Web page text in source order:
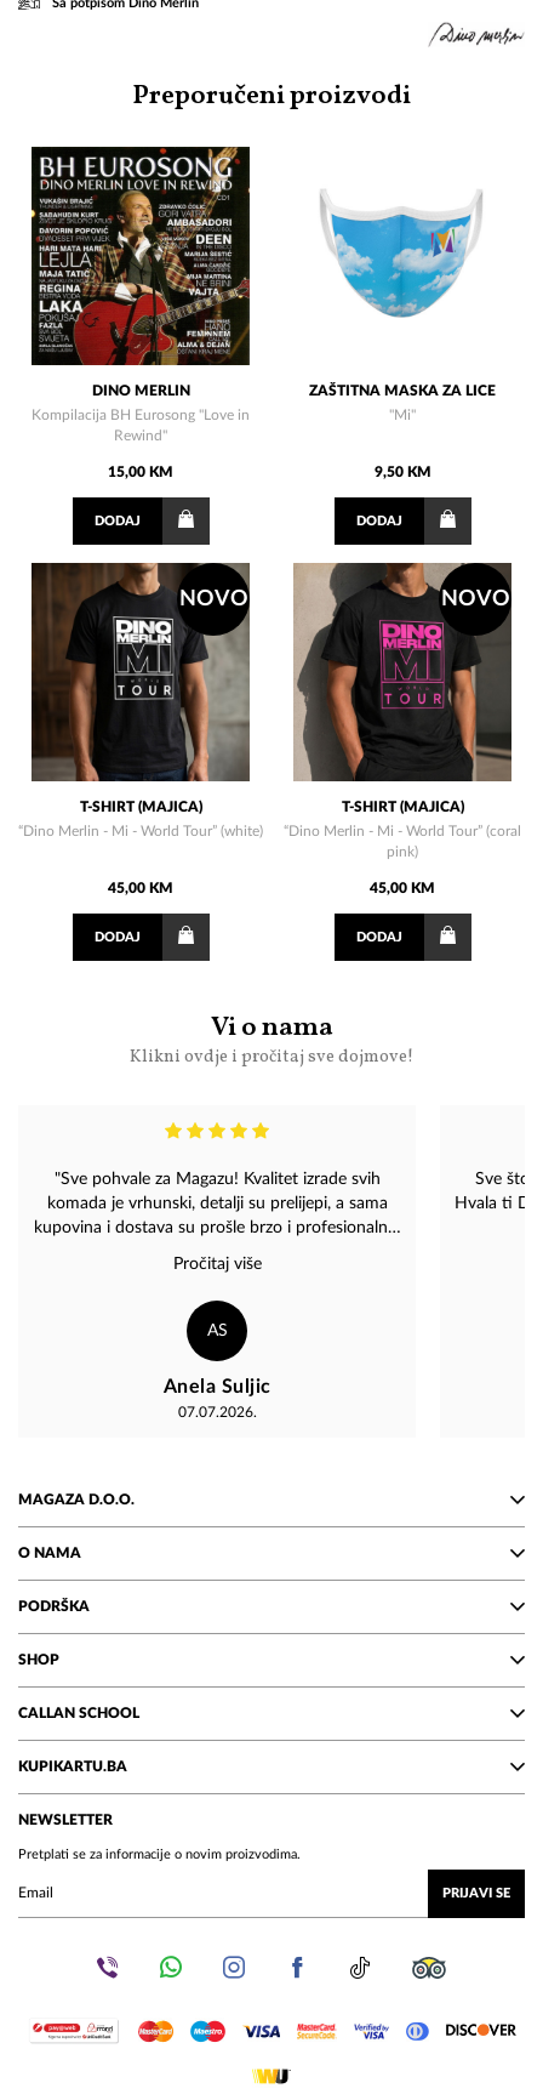
Sa potpisom Dino Merlin
Preporučeni proizvodi
DINO MERLIN
Kompilacija BH Eurosong "Love in
Rewind"
15,00 KM
DODAJ
ZAŠTITNA MASKA ZA LICE
"Mi"
9,50 KM
DODAJ
NOVO
T-SHIRT (MAJICA)
“Dino Merlin - Mi - World Tour” (white)
45,00 KM
DODAJ
NOVO
T-SHIRT (MAJICA)
“Dino Merlin - Mi - World Tour” (coral
pink)
45,00 KM
DODAJ
Vi o nama
Klikni ovdje i pročitaj sve dojmove!
"Sve pohvale za Magazu! Kvalitet izrade svih
komada je vrhunski, detalji su prelijepi, a sama
kupovina i dostava su prošle brzo i profesionalno.
naručivati. Topla preporuka svima!"
Pročitaj više
AS
Anela Suljic
07.07.2026.
Sve što
Hvala ti
MAGAZA D.O.O.
O NAMA
PODRŠKA
SHOP
CALLAN SCHOOL
KUPIKARTU.BA
NEWSLETTER
Pretplati se za informacije o novim proizvodima.
PRIJAVI SE